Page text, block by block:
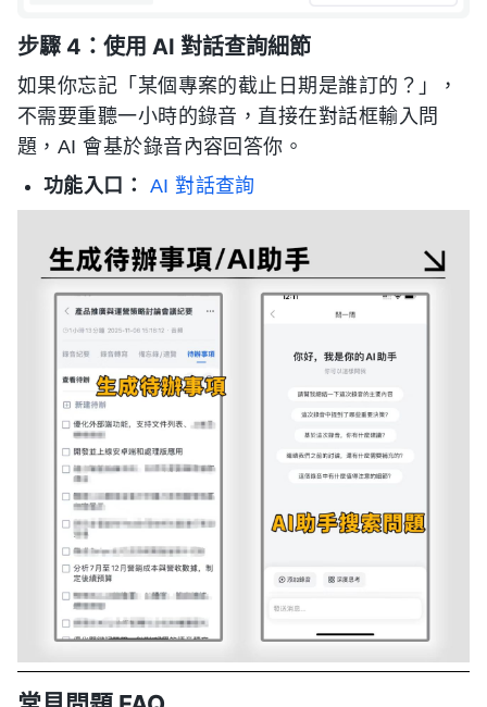
步驟 4：使用 AI 對話查詢細節
如果你忘記「某個專案的截止日期是誰訂的？」，
不需要重聽一小時的錄音，直接在對話框輸入問
題，AI 會基於錄音內容回答你。
功能入口：
AI 對話查詢